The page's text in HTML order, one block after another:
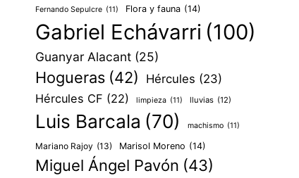
Fernando Sepulcre (11) Flora y fauna (14)
Gabriel Echávarri (100)
Guanyar Alacant (25)
Hogueras (42) Hércules (23)
Hércules CF (22) limpieza (11) lluvias (12)
Luis Barcala (70) machismo (11)
Mariano Rajoy (13) Marisol Moreno (14)
Miguel Ángel Pavón (43)